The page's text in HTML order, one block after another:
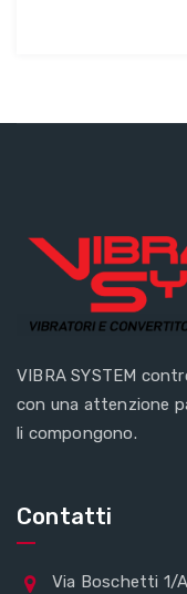
VIBRA SYSTEM
con una attenzione
li compongono.
Contatti
Via Boschetti 1/